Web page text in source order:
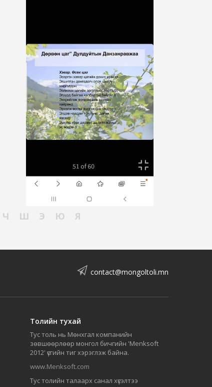
Ч Ш Э Ю Я
contact@mongoltoli.mn
Толийн тухай
Тус толь нь Мөнхгал компанийн
зөвшөөрлөөр монгол бичгийн 'Menksoft
2012' үсгийн тиг хэрэглэж байна.
www.Menksoft.com
Тус толийн талаарх санал хүсэлтээ